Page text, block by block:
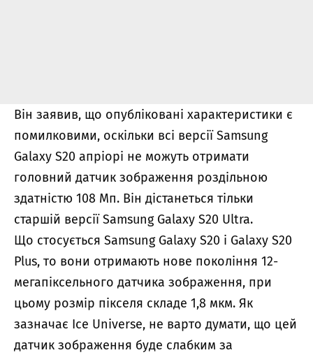
Він заявив, що опубліковані характеристики є
помилковими, оскільки всі версії Samsung
Galaxy S20 апріорі не можуть отримати
головний датчик зображення роздільною
здатністю 108 Мп. Він дістанеться тільки
старшій версії Samsung Galaxy S20 Ultra.
Що стосується Samsung Galaxy S20 і Galaxy S20
Plus, то вони отримають нове покоління 12-
мегапіксельного датчика зображення, при
цьому розмір пікселя складе 1,8 мкм. Як
зазначає Ice Universe, не варто думати, що цей
датчик зображення буде слабким за